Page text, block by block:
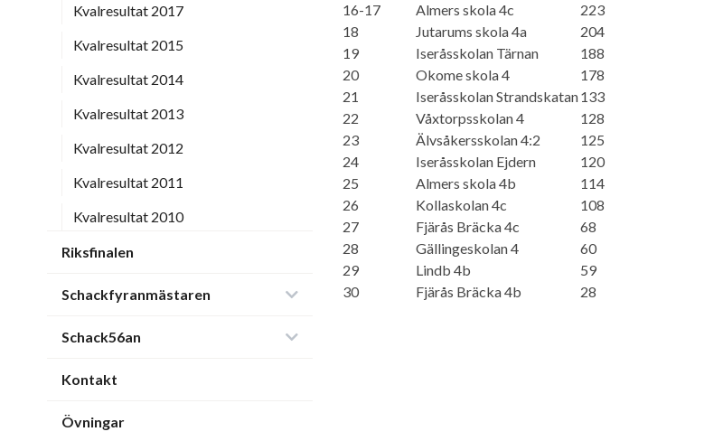
Kvalresultat 2017
Kvalresultat 2015
Kvalresultat 2014
Kvalresultat 2013
Kvalresultat 2012
Kvalresultat 2011
Kvalresultat 2010
Riksfinalen
Schackfyranmästaren
Schack56an
Kontakt
Övningar
16-17
Almers skola 4c
223
18
Jutarums skola 4a
204
19
Iseråsskolan Tärnan
188
20
Okome skola 4
178
21
Iseråsskolan Strandskatan133
22
Våxtorpsskolan 4
128
23
Älvsåkersskolan 4:2
125
24
Iseråsskolan Ejdern
120
25
Almers skola 4b
114
26
Kollaskolan 4c
108
27
Fjärås Bräcka 4c
68
28
Gällingeskolan 4
60
29
Lindb 4b
59
30
Fjärås Bräcka 4b 28